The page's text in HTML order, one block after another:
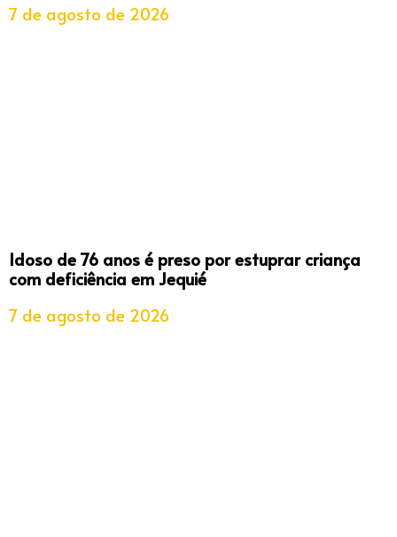
7 de agosto de 2026
Idoso de 76 anos é preso por estuprar criança
com deficiência em Jequié
7 de agosto de 2026